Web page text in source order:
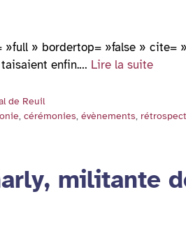
» bordertop= »false » cite=
enfin.… Lire la suite
de Reuil
, cérémonies, évènements,
militante